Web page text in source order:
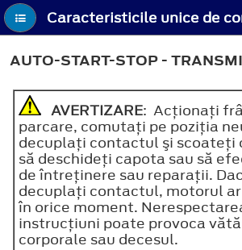
AUTO-START-STOP -
AVERTIZARE: Acţionaţi
parcare, comutaţi pe poziţia
decuplaţi contactul şi scoateţi
să deschideţi capota sau să
de întreţinere sau reparaţii.
decuplaţi contactul, motorul
în orice moment.
instrucţiuni poate provoca
corporale sau decesul.